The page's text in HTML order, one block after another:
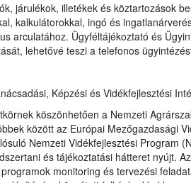
járulékok, illetékek és köztartozások
kalkulátorokkal, ingó és
arculatához. Ügyféltájékoztató és
lehetővé teszi a telefonos
Képzési és Vidékfejlesztési
köszönhetően a Nemzeti
között az Európai Mezőgazdasági
Nemzeti Vidékfejlesztési Program
és tájékoztatási hátteret nyújt.
monitoring és tervezési